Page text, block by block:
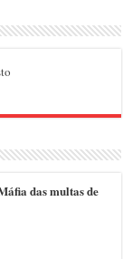
das multas de